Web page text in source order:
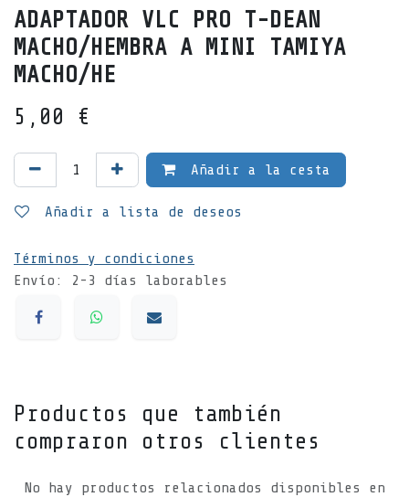
ADAPTADOR VLC PRO T-DEAN
MACHO/HEMBRA A MINI TAMIYA
MACHO/HE
5,00
€
Añadir a la cesta
Añadir a lista de deseos
Términos y condiciones
Envío: 2-3 días laborables
Productos que también
compraron otros clientes
No hay productos relacionados disponibles en